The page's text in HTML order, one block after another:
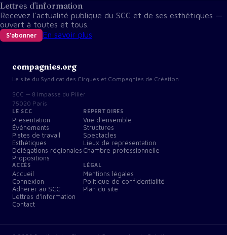
Lettres d'information
Recevez l'actualité publique du SCC et de ses esthétiques —
ouvert à toutes et tous.
S'abonner En savoir plus
compagnies.org
Le site du Syndicat des Cirques et Compagnies de Création
SCC — 8 Impasse du Pilier
75020 Paris
LE SCC
Présentation
Événements
Pistes de travail
Esthétiques
Délégations régionales
Propositions
RÉPERTOIRES
Vue d'ensemble
Structures
Spectacles
Lieux de représentation
Chambre professionnelle
ACCÈS
Accueil
Connexion
Adhérer au SCC
Lettres d'information
Contact
LÉGAL
Mentions légales
Politique de confidentialité
Plan du site